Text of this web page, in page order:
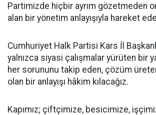
Partimizde hiçbir ayrım gözetmeden
alan bir yönetim anlayışıyla hareket
Cumhuriyet Halk Partisi Kars İl
yalnızca siyasi çalışmalar yürüten bir
her sorununu takip eden, çözüm
olan bir anlayışı hâkim kılacağız.
Kapımız; çiftçimize, besicimize,